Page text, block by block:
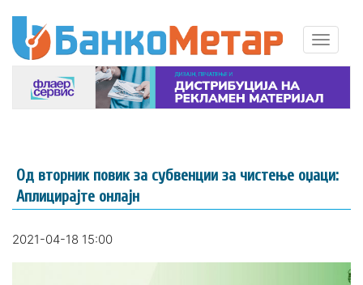
Од вторник повик за субвенции за чистење оџаци:
Аплицирајте онлајн
2021-04-18 15:00